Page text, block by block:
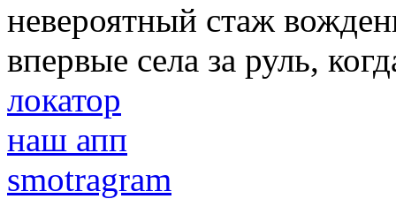
невероятный стаж
впервые села за руль,
локатор
наш апп
smotragram